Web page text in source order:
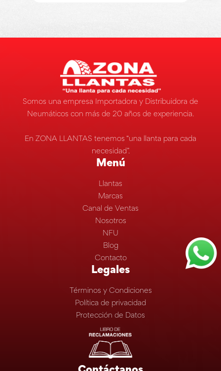
Somos una empresa Importadora y Distribuidora de
Neumáticos con más de 20 años de experiencia.
En ZONA LLANTAS tenemos “una llanta para cada
necesidad”.
Menú
Llantas
Marcas
Canal de Ventas
Nosotros
NFU
Blog
Contacto
Legales
Términos y Condiciones
Política de privacidad
Protección de Datos